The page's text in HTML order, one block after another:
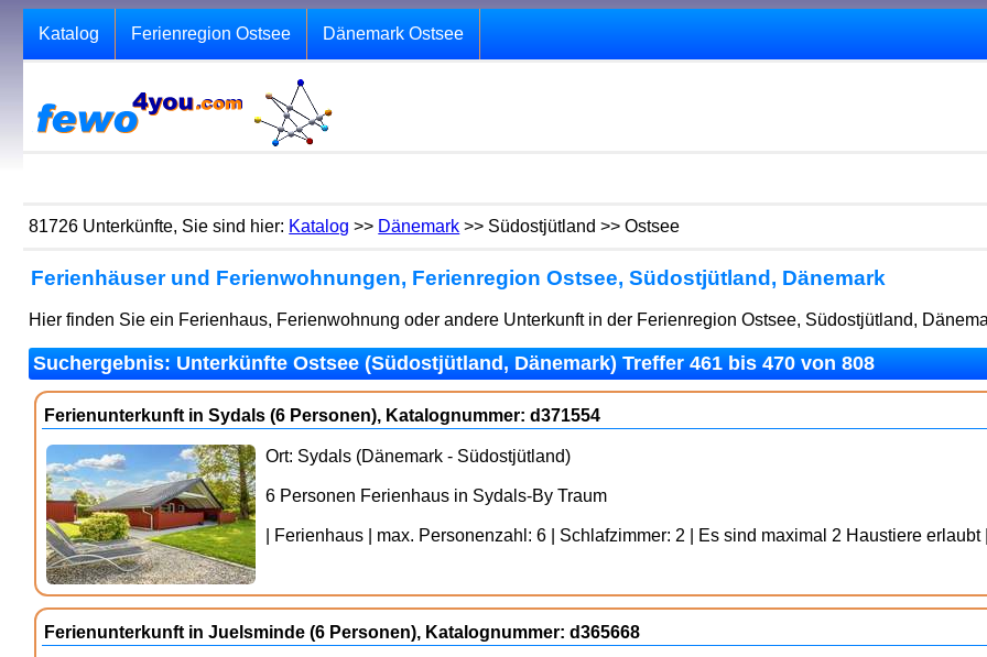
Katalog Ferienregion Ostsee Dänemark Ostsee
81726 Unterkünfte, Sie sind hier: Katalog >> Dänemark >> Südostjütland >> Ostsee
Ferienhäuser und Ferienwohnungen, Ferienregion Ostsee, Südostjütland, Dänemark
Hier finden Sie ein Ferienhaus, Ferienwohnung oder andere Unterkunft in der Ferienregion Ostsee, Südostjütland,
Suchergebnis: Unterkünfte Ostsee (Südostjütland, Dänemark) Treffer 461 bis 470 von 808
Ferienunterkunft in Sydals (6 Personen), Katalognummer: d371554
Ort: Sydals (Dänemark - Südostjütland)
6 Personen Ferienhaus in Sydals-By Traum
| Ferienhaus | max. Personenzahl: 6 | Schlafzimmer: 2 | Es sind maximal 2 Haustiere erlaubt
Ferienunterkunft in Juelsminde (6 Personen), Katalognummer: d365668